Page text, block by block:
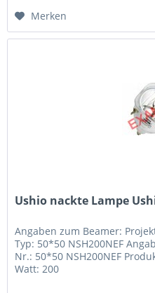
Merken
Ushio nackte Lampe
Angaben zum Beamer:
Typ: 50*50 NSH200NEF
Nr.: 50*50 NSH200NEF
Watt: 200